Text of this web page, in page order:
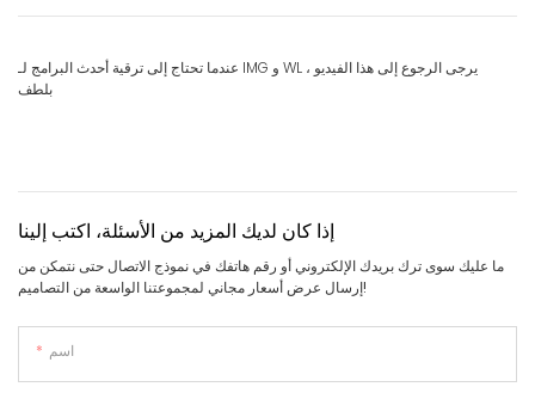
عندما تحتاج إلى ترقية أحدث البرامج لـ IMG و WL ، يرجى الرجوع إلى هذا الفيديو
إذا كان لديك المزيد من الأسئلة، اكتب إلينا
ما عليك سوى ترك بريدك الإلكتروني أو رقم هاتفك في نموذج الاتصال حتى نتمكن من
إرسال عرض أسعار مجاني لمجموعتنا الواسعة من التصاميم!
اسم